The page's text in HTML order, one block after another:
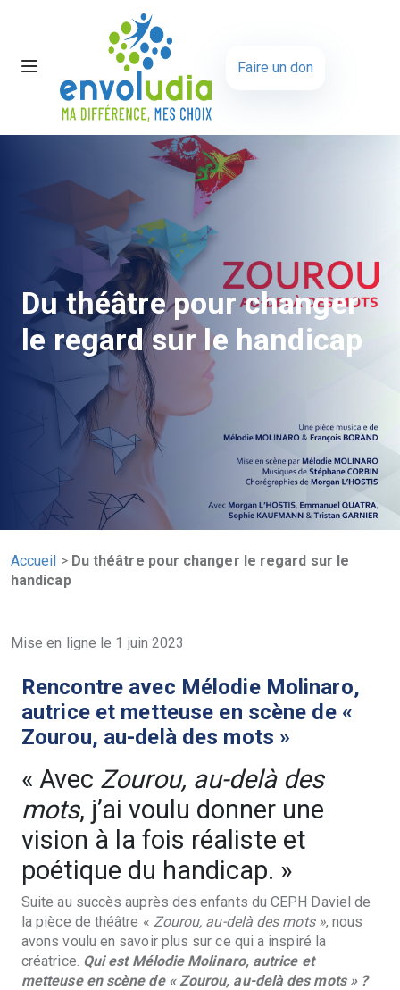
Faire un don
Du théâtre pour changer
le regard sur le handicap
Accueil > Du théâtre pour changer le regard sur le
handicap
Mise en ligne le 1 juin 2023
Rencontre avec Mélodie Molinaro,
autrice et metteuse en scène de «
Zourou, au-delà des mots »
« Avec Zourou, au-delà des
mots, j’ai voulu donner une
vision à la fois réaliste et
poétique du handicap. »
Suite au succès auprès des enfants du CEPH Daviel de
la pièce de théâtre « Zourou, au-delà des mots », nous
avons voulu en savoir plus sur ce qui a inspiré la
créatrice. Qui est Mélodie Molinaro, autrice et
metteuse en scène de « Zourou, au-delà des mots » ?